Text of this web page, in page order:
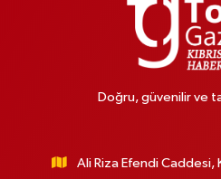
Doğru, güvenilir ve
Ali Riza Efendi